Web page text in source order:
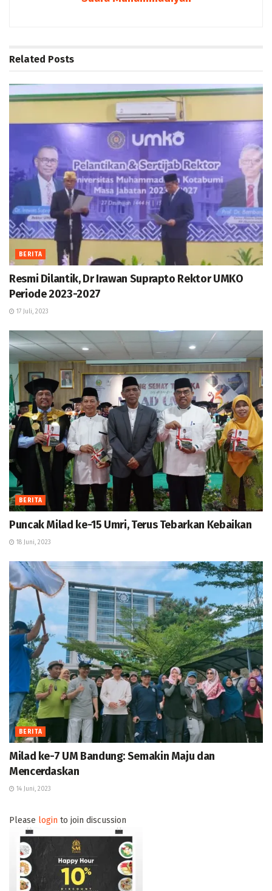
Related Posts
BERITA
Resmi Dilantik, Dr Irawan Suprapto Rektor UMKO
Periode 2023-2027
17 Juli, 2023
BERITA
Puncak Milad ke-15 Umri, Terus Tebarkan Kebaikan
18 Juni, 2023
BERITA
Milad ke-7 UM Bandung: Semakin Maju dan
Mencerdaskan
14 Juni, 2023
Please login to join discussion